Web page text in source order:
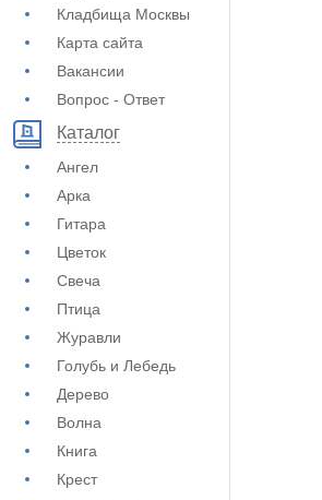
Кладбища Москвы
Карта сайта
Вакансии
Вопрос - Ответ
Каталог
Ангел
Арка
Гитара
Цветок
Свеча
Птица
Журавли
Голубь и Лебедь
Дерево
Волна
Книга
Крест